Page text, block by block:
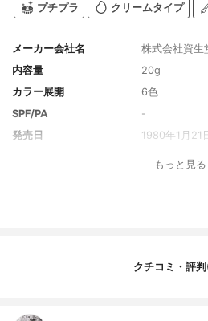
プチプラ クリームタイプ
メーカー会社名
株式会社資生
内容量
20g
カラー展開
6色
SPF/PA
-
発売日
1980年1月21
もっと見る
クチコミ・評